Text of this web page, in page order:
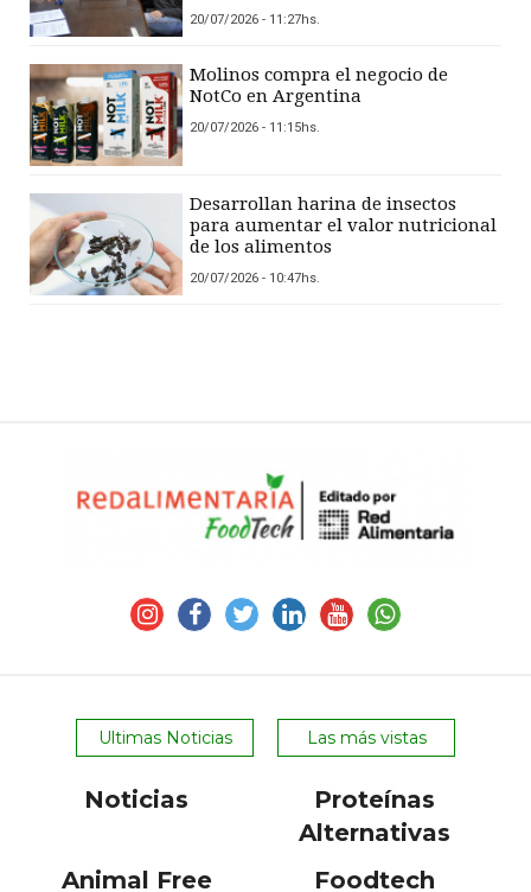
20/07/2026 - 11:27hs.
Molinos compra el negocio de
NotCo en Argentina
20/07/2026 - 11:15hs.
Desarrollan harina de insectos
para aumentar el valor nutricional
de los alimentos
20/07/2026 - 10:47hs.
Ultimas Noticias Las más vistas
Noticias
Proteínas
Alternativas
Animal Free
Foodtech